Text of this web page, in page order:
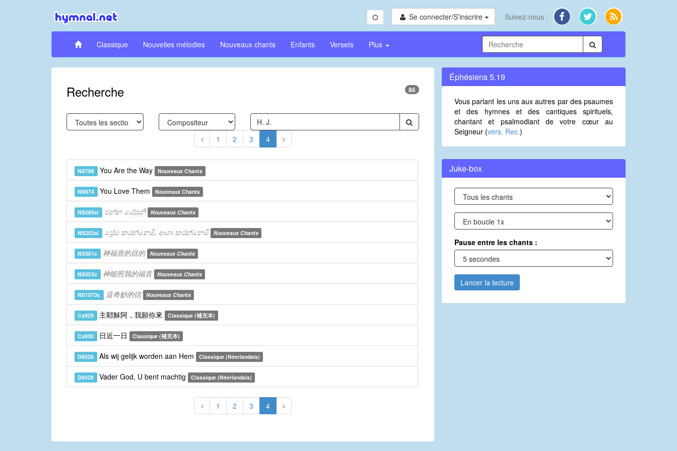
Se connecter/S’inscrire Suivez-nous :
Classique Nouvelles mélodies Nouveaux chants Enfants Versets Plus
Recherche 86
1 2 3 4
NS788 You Are the Way Nouveaux Chants
NS974 You Love Them Nouveaux Chants
NS285si එන්න යේසුනී Nouveaux Chants
NS202si ප්‍රේම කරන්නෙමි, ආශා කරන්නෙමි Nouveaux Chants
NS361c 神福音的目的 Nouveaux Chants
NS353c 神能照我的福音 Nouveaux Chants
NS1073c 這奇妙的信 Nouveaux Chants
Cs929 主耶穌阿，我願你來 Classique (補充本)
Cs930 日近一日 Classique (補充本)
D6026 Als wij gelijk worden aan Hem Classique (Néerlandais)
D6029 Vader God, U bent machtig Classique (Néerlandais)
1 2 3 4
Éphésiens 5.19
Vous parlant les uns aux autres par des psaumes
et des hymnes et des cantiques spirituels,
chantant et psalmodiant de votre cœur au
Seigneur (vers. Rec.)
Juke-box
Pause entre les chants :
Lancer la lecture